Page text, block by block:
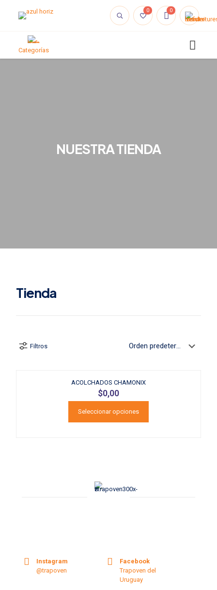
0 0
Categorías
NUESTRA TIENDA
Tienda
Filtros
ACOLCHADOS CHAMONIX
$0,00
Seleccionar opciones
opciones
producto
Instagram
@trapoven
Facebook
Trapoven del
Uruguay